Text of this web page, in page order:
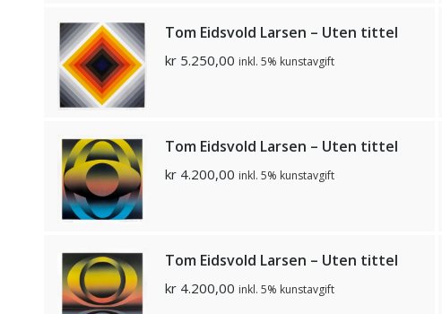
Tom Eidsvold Larsen – Uten tittel
kr 5.250,00 inkl. 5% kunstavgift
Tom Eidsvold Larsen – Uten tittel
kr 4.200,00 inkl. 5% kunstavgift
Tom Eidsvold Larsen – Uten tittel
kr 4.200,00 inkl. 5% kunstavgift